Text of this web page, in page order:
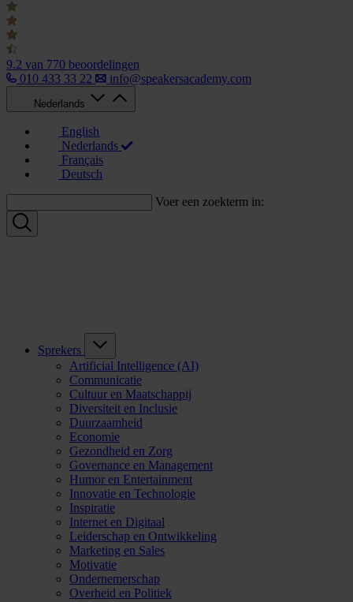
9.2 van 770 beoordelingen
010 433 33 22
info@speakersacademy.com
Nederlands
English
Nederlands
Français
Deutsch
Voer een zoekterm in:
Sprekers
Artificial Intelligence (AI)
Communicatie
Cultuur en Maatschappij
Diversiteit en Inclusie
Duurzaamheid
Economie
Gezondheid en Zorg
Governance en Management
Humor en Entertainment
Innovatie en Technologie
Inspiratie
Internet en Digitaal
Leiderschap en Ontwikkeling
Marketing en Sales
Motivatie
Ondernemerschap
Overheid en Politiek